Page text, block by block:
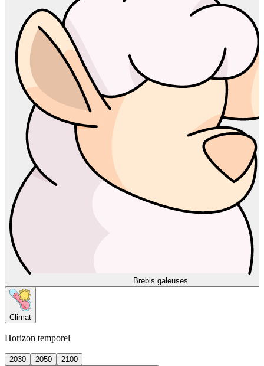
Brebis galeuses
Climat
Horizon temporel
2030 2050
2100